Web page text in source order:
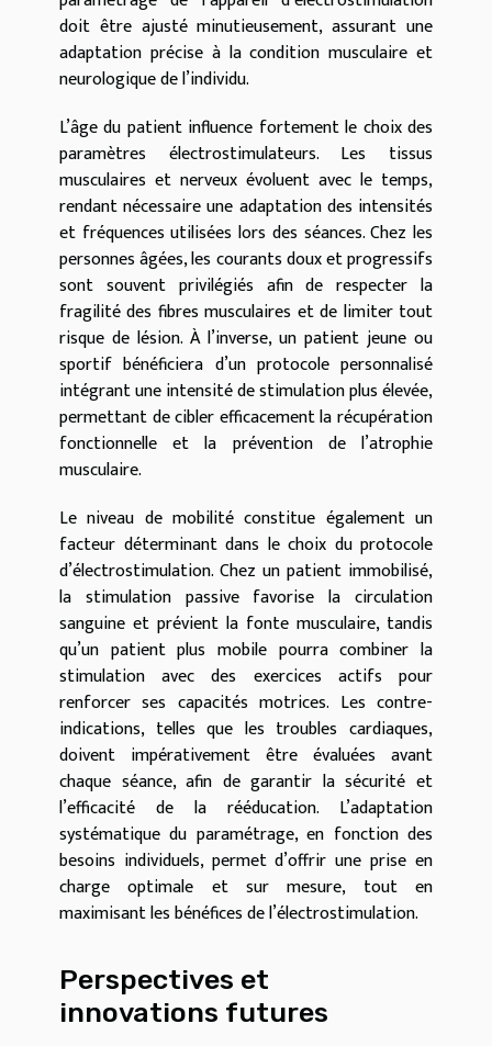
doit être ajusté minutieusement, assurant une
adaptation précise à la condition musculaire et
neurologique de l’individu.
L’âge du patient influence fortement le choix des
paramètres électrostimulateurs. Les tissus
musculaires et nerveux évoluent avec le temps,
rendant nécessaire une adaptation des intensités
et fréquences utilisées lors des séances. Chez les
personnes âgées, les courants doux et progressifs
sont souvent privilégiés afin de respecter la
fragilité des fibres musculaires et de limiter tout
risque de lésion. À l’inverse, un patient jeune ou
sportif bénéficiera d’un protocole personnalisé
intégrant une intensité de stimulation plus élevée,
permettant de cibler efficacement la récupération
fonctionnelle et la prévention de l’atrophie
musculaire.
Le niveau de mobilité constitue également un
facteur déterminant dans le choix du protocole
d’électrostimulation. Chez un patient immobilisé,
la stimulation passive favorise la circulation
sanguine et prévient la fonte musculaire, tandis
qu’un patient plus mobile pourra combiner la
stimulation avec des exercices actifs pour
renforcer ses capacités motrices. Les contre-
indications, telles que les troubles cardiaques,
doivent impérativement être évaluées avant
chaque séance, afin de garantir la sécurité et
l’efficacité de la rééducation. L’adaptation
systématique du paramétrage, en fonction des
besoins individuels, permet d’offrir une prise en
charge optimale et sur mesure, tout en
maximisant les bénéfices de l’électrostimulation.
Perspectives et
innovations futures